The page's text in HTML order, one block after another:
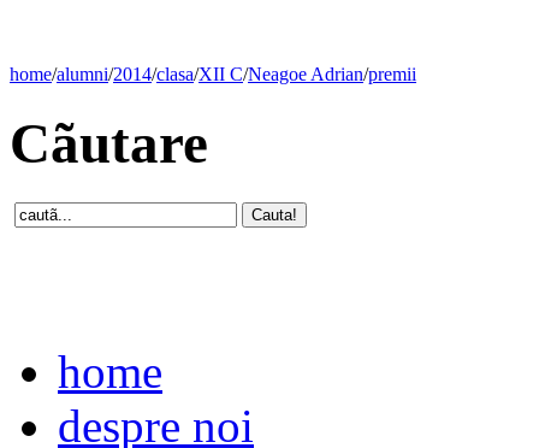
home/alumni/2014/clasa/XII C/Neagoe Adrian/premii
Cãutare
home
despre noi